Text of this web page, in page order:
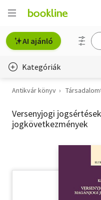
AI ajánló
Kategóriák
Életmód, egészség
Erotika
Antikvár könyv
Versenyjogi
jogkövetkezmények